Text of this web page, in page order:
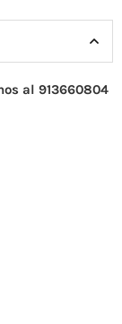
al 913660804